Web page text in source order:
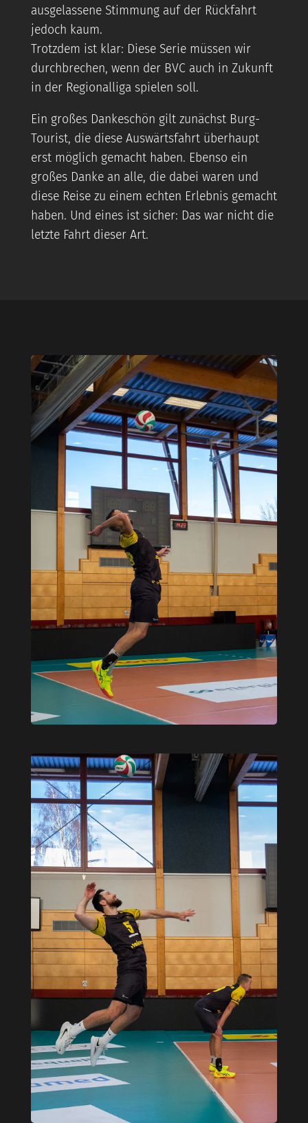
ausgelassene Stimmung auf der Rückfahrt
jedoch kaum.
Trotzdem ist klar: Diese Serie müssen wir
durchbrechen, wenn der BVC auch in Zukunft
in der Regionalliga spielen soll.
Ein großes Dankeschön gilt zunächst Burg-
Tourist, die diese Auswärtsfahrt überhaupt
erst möglich gemacht haben. Ebenso ein
großes Danke an alle, die dabei waren und
diese Reise zu einem echten Erlebnis gemacht
haben. Und eines ist sicher: Das war nicht die
letzte Fahrt dieser Art.